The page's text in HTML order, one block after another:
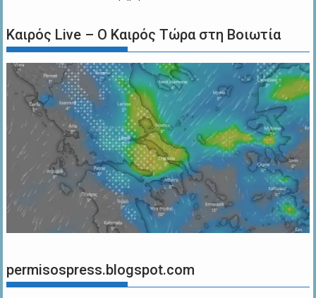
Καιρός Live – Ο Καιρός Τώρα στη Βοιωτία
permisospress.blogspot.com